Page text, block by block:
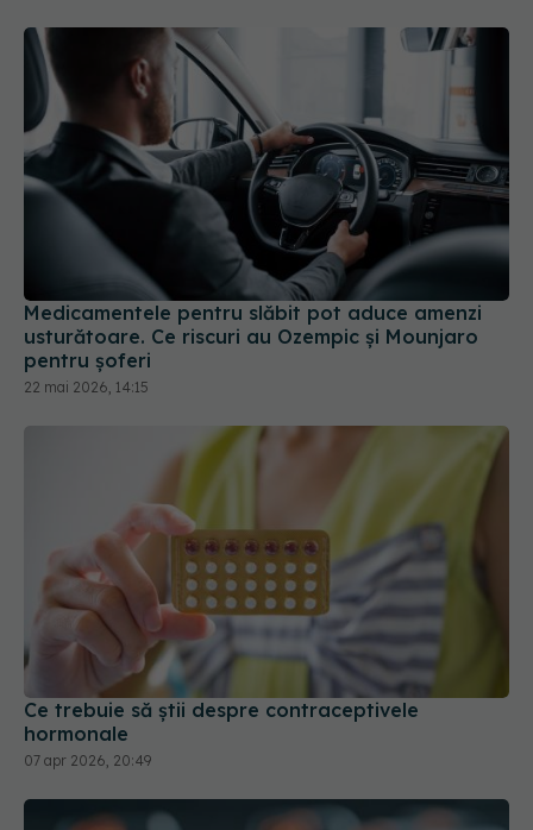
Medicamentele pentru slăbit pot aduce amenzi
usturătoare. Ce riscuri au Ozempic și Mounjaro
pentru șoferi
22 mai 2026, 14:15
Ce trebuie să știi despre contraceptivele
hormonale
07 apr 2026, 20:49